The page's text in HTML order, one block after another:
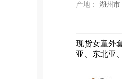
产地： 湖州市
现货女童外
亚、东北亚